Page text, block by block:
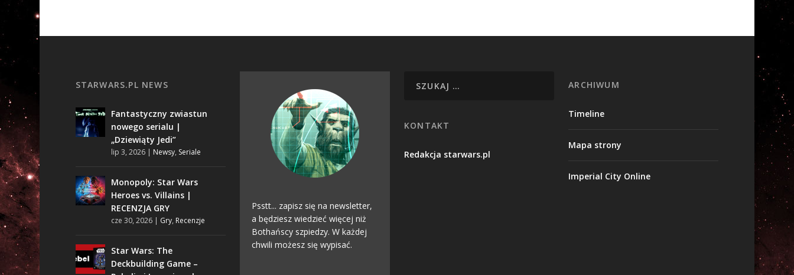
STARWARS.PL NEWS
Fantastyczny zwiastun
nowego serialu |
„Dziewiąty Jedi”
lip 3, 2026| Newsy, Seriale
Monopoly: Star Wars
Heroes vs. Villains |
RECENZJA GRY
cze 30, 2026| Gry, Recenzje
Star Wars: The
Deckbuilding Game –
Psstt... zapisz się na newsletter,
a będziesz wiedzieć więcej niż
Bothańscy szpiedzy. W każdej
chwili możesz się wypisać.
KONTAKT
Redakcja starwars.pl
ARCHIWUM
Timeline
Mapa strony
Imperial City Online